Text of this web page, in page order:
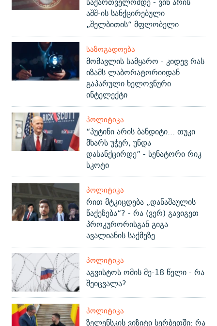
აშშ-ის სანქცირებული
„შელბითის“ მფლობელი
ᲡᲐᲖᲝᲒᲐᲓᲝᲔᲑᲐ
მომავლის სამყარო - კიდევ რას
იზამს ლაბორატორიიდან
გაპარული ხელოვნური
ინტელექტი
ᲞᲝᲚᲘᲢᲘᲙᲐ
“პუტინი არის ბანდიტი... თუკი
მხარს უჭერ, უნდა
დასანქცირდე” - სენატორი რიკ
სკოტი
ᲞᲝᲚᲘᲢᲘᲙᲐ
რით მტკიცდება „დანაშაულის
წაქეზება“? - რა (ვერ) გავიგეთ
პროკურორისგან გიგა
ავალიანის საქმეზე
ᲞᲝᲚᲘᲢᲘᲙᲐ
აგვისტოს ომის მე-18 წელი - რა
შეიცვალა?
ᲞᲝᲚᲘᲢᲘᲙᲐ
ზელენსკის ვიზიტი სერბეთში: რა